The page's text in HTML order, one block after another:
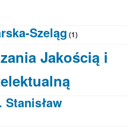
Szeląg (1)
Jakością i
Stanisław